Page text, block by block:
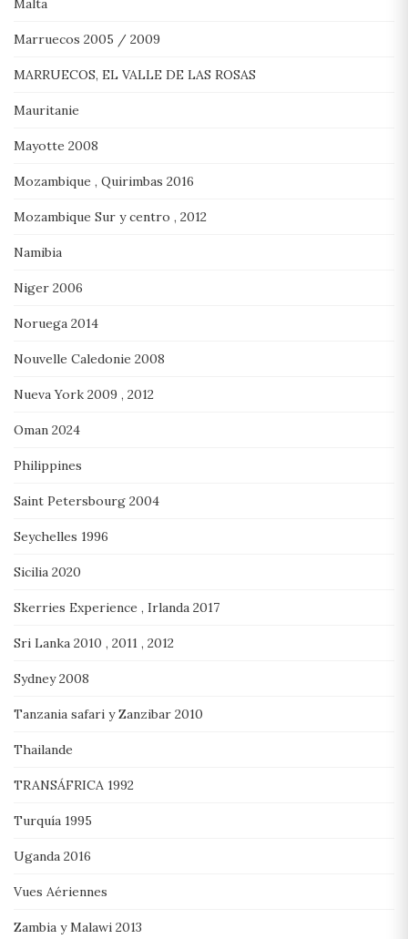
Malta
Marruecos 2005 / 2009
MARRUECOS, EL VALLE DE LAS ROSAS
Mauritanie
Mayotte 2008
Mozambique , Quirimbas 2016
Mozambique Sur y centro , 2012
Namibia
Niger 2006
Noruega 2014
Nouvelle Caledonie 2008
Nueva York 2009 , 2012
Oman 2024
Philippines
Saint Petersbourg 2004
Seychelles 1996
Sicilia 2020
Skerries Experience , Irlanda 2017
Sri Lanka 2010 , 2011 , 2012
Sydney 2008
Tanzania safari y Zanzibar 2010
Thailande
TRANSÁFRICA 1992
Turquía 1995
Uganda 2016
Vues Aériennes
Zambia y Malawi 2013